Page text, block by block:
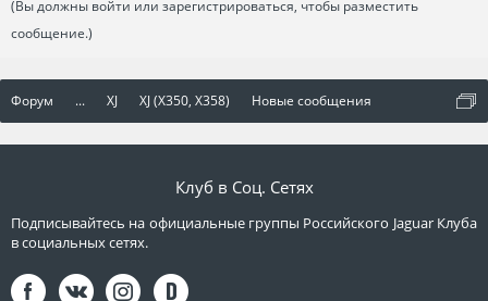
(Вы должны войти или зарегистрироваться, чтобы разместить
сообщение.)
Форум ... XJ XJ (X350, X358) Новые сообщения
Клуб в Соц. Сетях
Подписывайтесь на официальные группы Российского Jaguar Клуба
в социальных сетях.